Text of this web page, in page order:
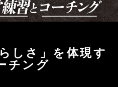
しさ」を体現す
チング